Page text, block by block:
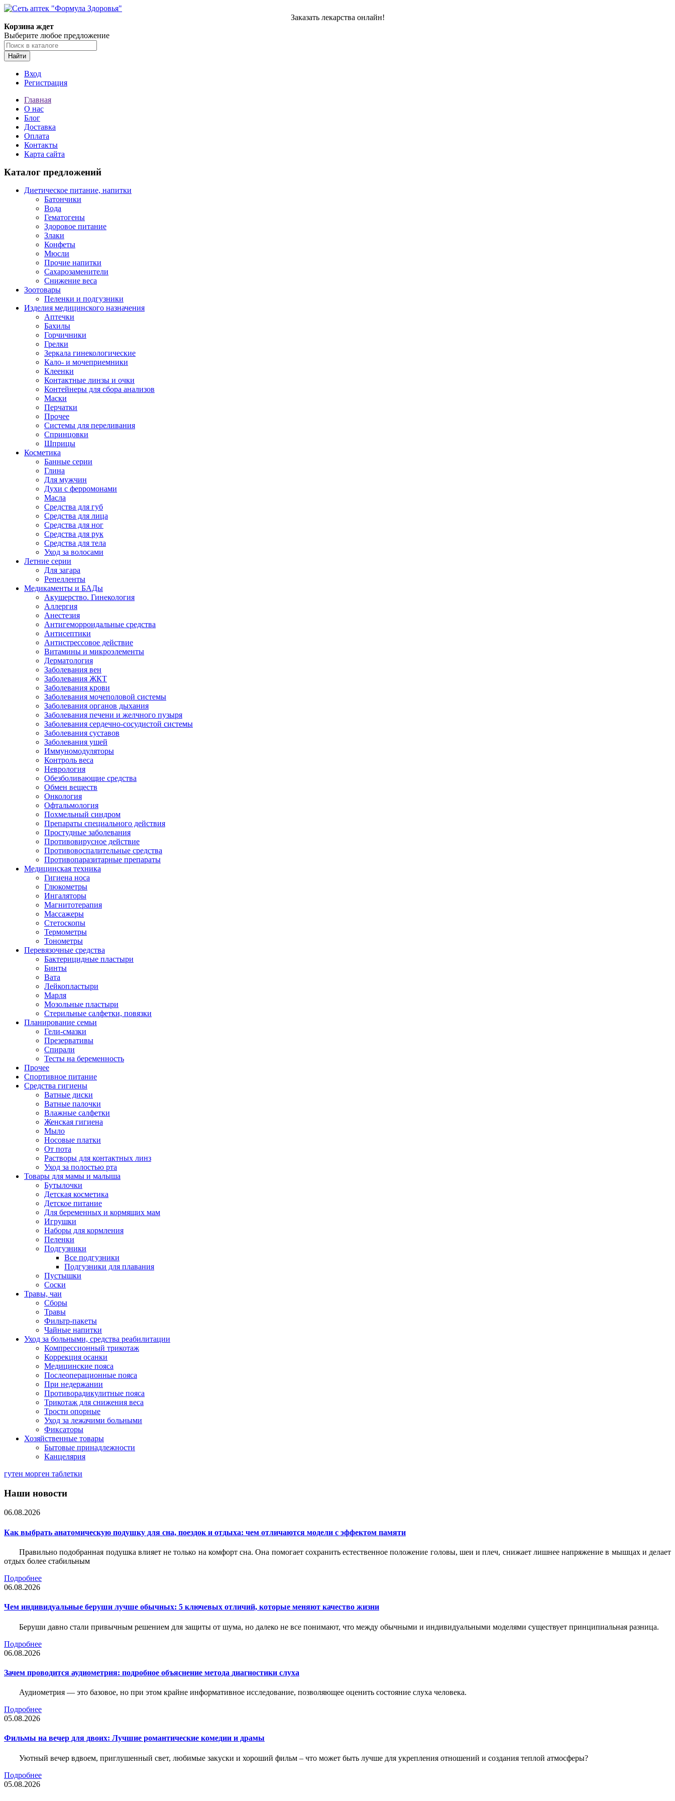
Заказать лекарства онлайн!
Корзина ждет
Выберите любое предложение
Найти
Вход
Регистрация
Главная
О нас
Блог
Доставка
Оплата
Контакты
Карта сайта
Каталог предложений
Диетическое питание, напитки
Батончики
Вода
Гематогены
Здоровое питание
Злаки
Конфеты
Мюсли
Прочие напитки
Сахарозаменители
Снижение веса
Зоотовары
Пеленки и подгузники
Изделия медицинского назначения
Аптечки
Бахилы
Горчичники
Грелки
Зеркала гинекологические
Кало- и мочеприемники
Клеенки
Контактные линзы и очки
Контейнеры для сбора анализов
Маски
Перчатки
Прочее
Системы для переливания
Спринцовки
Шприцы
Косметика
Банные серии
Глина
Для мужчин
Духи с ферромонами
Масла
Средства для губ
Средства для лица
Средства для ног
Средства для рук
Средства для тела
Уход за волосами
Летние серии
Для загара
Репелленты
Медикаменты и БАДы
Акушерство. Гинекология
Аллергия
Анестезия
Антигеморроидальные средства
Антисептики
Антистрессовое действие
Витамины и микроэлементы
Дерматология
Заболевания вен
Заболевания ЖКТ
Заболевания крови
Заболевания мочеполовой системы
Заболевания органов дыхания
Заболевания печени и желчного пузыря
Заболевания сердечно-сосудистой системы
Заболевания суставов
Заболевания ушей
Иммуномодуляторы
Контроль веса
Неврология
Обезболивающие средства
Обмен веществ
Онкология
Офтальмология
Похмельный синдром
Препараты специального действия
Простудные заболевания
Противовирусное действие
Противовоспалительные средства
Противопаразитарные препараты
Медицинская техника
Гигиена носа
Глюкометры
Ингаляторы
Магнитотерапия
Массажеры
Стетоскопы
Термометры
Тонометры
Перевязочные средства
Бактерицидные пластыри
Бинты
Вата
Лейкопластыри
Марля
Мозольные пластыри
Стерильные салфетки, повязки
Планирование семьи
Гели-смазки
Презервативы
Спирали
Тесты на беременность
Прочее
Спортивное питание
Средства гигиены
Ватные диски
Ватные палочки
Влажные салфетки
Женская гигиена
Мыло
Носовые платки
От пота
Растворы для контактных линз
Уход за полостью рта
Товары для мамы и малыша
Бутылочки
Детская косметика
Детское питание
Для беременных и кормящих мам
Игрушки
Наборы для кормления
Пеленки
Подгузники
Все подгузники
Подгузники для плавания
Пустышки
Соски
Травы, чаи
Сборы
Травы
Фильтр-пакеты
Чайные напитки
Уход за больными, средства реабилитации
Компрессионный трикотаж
Коррекция осанки
Медицинские пояса
Послеоперационные пояса
При недержании
Противорадикулитные пояса
Трикотаж для снижения веса
Трости опорные
Уход за лежачими больными
Фиксаторы
Хозяйственные товары
Бытовые принадлежности
Канцелярия
гутен морген таблетки
Наши новости
06.08.2026
Как выбрать анатомическую подушку для сна, поездок и отдыха: чем отличаются модели с эффектом памяти
Правильно подобранная подушка влияет не только на комфорт сна. Она помогает сохранить естественное положение головы, шеи и плеч, снижает лишнее напряжение в мышцах и делает
отдых более стабильным
Подробнее
06.08.2026
Чем индивидуальные беруши лучше обычных: 5 ключевых отличий, которые меняют качество жизни
Беруши давно стали привычным решением для защиты от шума, но далеко не все понимают, что между обычными и индивидуальными моделями существует принципиальная разница.
Подробнее
06.08.2026
Зачем проводится аудиометрия: подробное объяснение метода диагностики слуха
Аудиометрия — это базовое, но при этом крайне информативное исследование, позволяющее оценить состояние слуха человека.
Подробнее
05.08.2026
Фильмы на вечер для двоих: Лучшие романтические комедии и драмы
Уютный вечер вдвоем, приглушенный свет, любимые закуски и хороший фильм – что может быть лучше для укрепления отношений и создания теплой атмосферы?
Подробнее
05.08.2026